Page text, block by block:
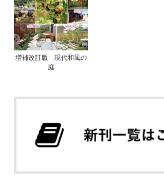
増補改訂版 現代和風の
庭